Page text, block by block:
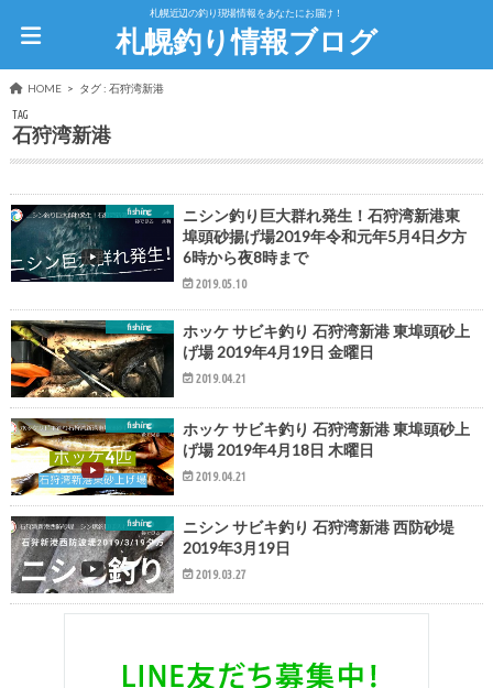
札幌近辺の釣り現場情報をあなたにお届け！
札幌釣り情報ブログ
HOME タグ : 石狩湾新港
TAG
石狩湾新港
fishing
ニシン釣り巨大群れ発生！石狩湾新港東
埠頭砂揚げ場2019年令和元年5月4日夕方
6時から夜8時まで
2019.05.10
fishing
ホッケ サビキ釣り 石狩湾新港 東埠頭砂上
げ場 2019年4月19日 金曜日
2019.04.21
fishing
ホッケ サビキ釣り 石狩湾新港 東埠頭砂上
げ場 2019年4月18日 木曜日
2019.04.21
fishing
ニシン サビキ釣り 石狩湾新港 西防砂堤
2019年3月19日
2019.03.27